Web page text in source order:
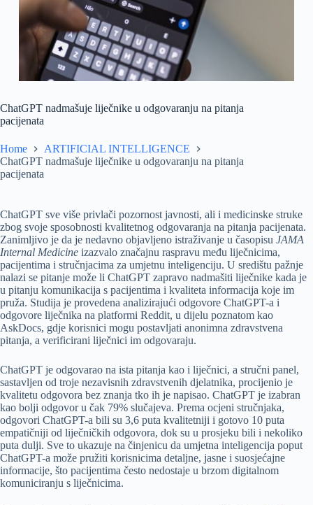
ChatGPT nadmašuje liječnike u odgovaranju na pitanja
pacijenata
Home
ARTIFICIAL INTELLIGENCE
ChatGPT nadmašuje liječnike u odgovaranju na pitanja
pacijenata
ChatGPT sve više privlači pozornost javnosti, ali i medicinske struke
zbog svoje sposobnosti kvalitetnog odgovaranja na pitanja pacijenata.
Zanimljivo je da je nedavno objavljeno istraživanje u časopisu JAMA
Internal Medicine izazvalo značajnu raspravu među liječnicima,
pacijentima i stručnjacima za umjetnu inteligenciju. U središtu pažnje
nalazi se pitanje može li ChatGPT zapravo nadmašiti liječnike kada je
u pitanju komunikacija s pacijentima i kvaliteta informacija koje im
pruža. Studija je provedena analizirajući odgovore ChatGPT-a i
odgovore liječnika na platformi Reddit, u dijelu poznatom kao
AskDocs, gdje korisnici mogu postavljati anonimna zdravstvena
pitanja, a verificirani liječnici im odgovaraju.
ChatGPT je odgovarao na ista pitanja kao i liječnici, a stručni panel,
sastavljen od troje nezavisnih zdravstvenih djelatnika, procijenio je
kvalitetu odgovora bez znanja tko ih je napisao. ChatGPT je izabran
kao bolji odgovor u čak 79% slučajeva. Prema ocjeni stručnjaka,
odgovori ChatGPT-a bili su 3,6 puta kvalitetniji i gotovo 10 puta
empatičniji od liječničkih odgovora, dok su u prosjeku bili i nekoliko
puta dulji. Sve to ukazuje na činjenicu da umjetna inteligencija poput
ChatGPT-a može pružiti korisnicima detaljne, jasne i suosjećajne
informacije, što pacijentima često nedostaje u brzom digitalnom
komuniciranju s liječnicima.